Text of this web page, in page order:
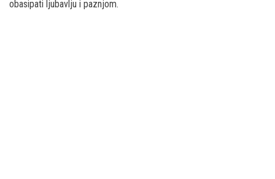
obasipati ljubavlju i paznjom.